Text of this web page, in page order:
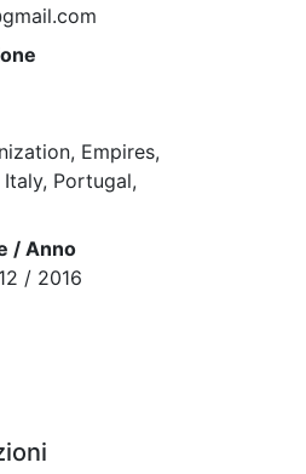
Empires,
Portugal,
/ Anno
/ 2016